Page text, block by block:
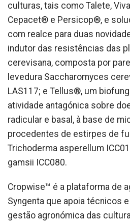
culturas, tais como Talete,
Cepacet® e Persicop®, e
com realce para duas
indutor das resistências das
cerevisana, composta por
levedura Saccharomyces
LAS117; e Tellus®, um
atividade antagónica sobre
radicular e basal, à base de
procedentes de estirpes de
Trichoderma asperellum
gamsii ICC080.
Cropwise™ é a plataforma de
Syngenta que apoia técnicos
gestão agronómica das